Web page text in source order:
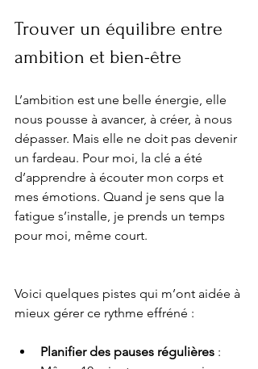
Trouver un équilibre entre
ambition et bien-être
L’ambition est une belle énergie, elle
nous pousse à avancer, à créer, à nous
dépasser. Mais elle ne doit pas devenir
un fardeau. Pour moi, la clé a été
d’apprendre à écouter mon corps et
mes émotions. Quand je sens que la
fatigue s’installe, je prends un temps
pour moi, même court.
Voici quelques pistes qui m’ont aidée à
mieux gérer ce rythme effréné :
Planifier des pauses régulières :